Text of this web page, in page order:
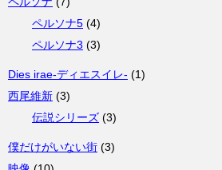
ペルソナ5 (4)
ペルソナ3 (3)
Dies irae-ディエスイレ- (1)
西尾維新 (3)
伝説シリーズ (3)
僕だけがいない街 (3)